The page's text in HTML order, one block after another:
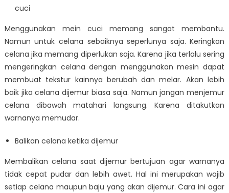
cuci
Menggunakan mein cuci memang sangat membantu.
Namun untuk celana sebaiknya seperlunya saja. Keringkan
celana jika memang diperlukan saja. Karena jika terlalu sering
mengeringkan celana dengan menggunakan mesin dapat
membuat tekstur kainnya berubah dan melar. Akan lebih
baik jika celana dijemur biasa saja. Namun jangan menjemur
celana dibawah matahari langsung. Karena ditakutkan
warnanya memudar.
Balikan celana ketika dijemur
Membalikan celana saat dijemur bertujuan agar warnanya
tidak cepat pudar dan lebih awet. Hal ini merupakan wajib
setiap celana maupun baju yang akan dijemur. Cara ini agar